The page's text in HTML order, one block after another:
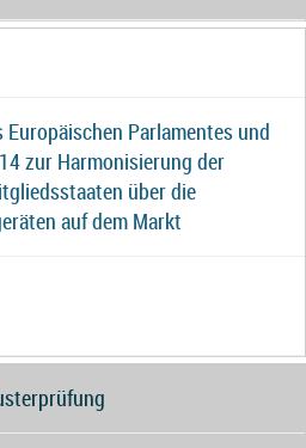
Parlamentes und
zur Harmonisierung der
über die
auf dem Markt